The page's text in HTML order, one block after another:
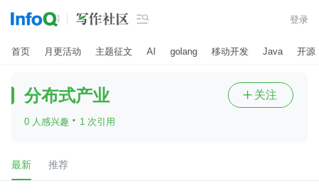
 登录
首页 月更活动 主题征文 AI golang 移动开发 Java 开源
分布式产业
0 人感兴趣 · 1 次引用
 关注
最新 推荐